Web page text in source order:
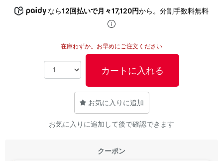
なら12回払いで月々17,120円から。分割手数料無料
在庫わずか。お早めにご注文ください
カートに入れる
お気に入りに追加
お気に入りに追加して後で確認できます
クーポン
ドライブ